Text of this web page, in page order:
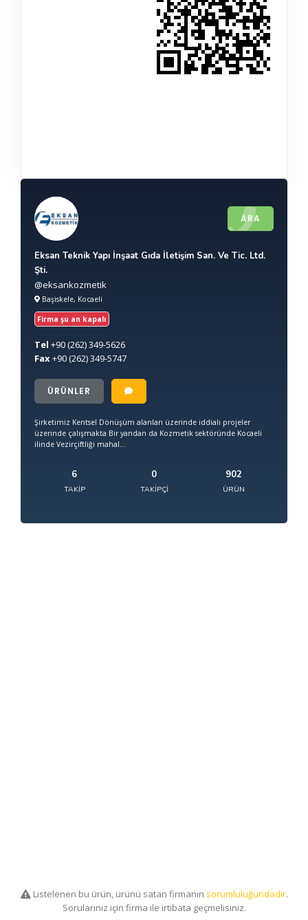
ARA
Eksan Teknik Yapı İnşaat Gıda İletişim San. Ve Tic. Ltd.
Şti.
@eksankozmetik
Başiskele, Kocaeli
Firma şu an kapalı
Tel +90(262) 349-5626
Fax+90(262) 349-5747
ÜRÜNLER
Şirketimiz Kentsel Dönüşüm alanları üzerinde iddialı projeler
üzerinde çalışmakta Bir yandan da Kozmetik sektöründe Kocaeli
ilinde Vezirçiftliği mahal...
6
TAKIP
0
TAKIPÇI
902
ÜRÜN
Listelenen bu ürün, ürünü satan firmanın sorumluluğundadır.
Sorularınız için firma ile irtibata geçmelisiniz.